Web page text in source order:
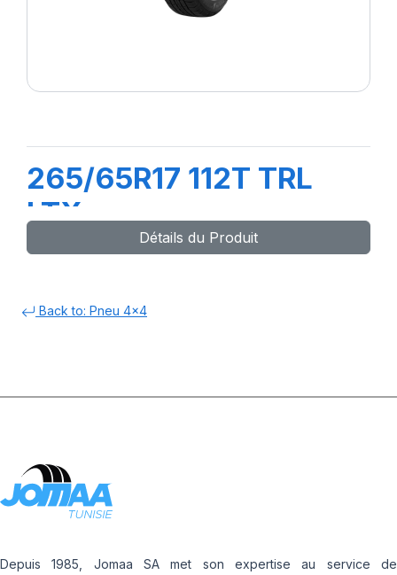
265/65R17 112T TRL
LTX
Détails du Produit
Back to: Pneu 4x4
Depuis 1985, Jomaa SA met son expertise au service de